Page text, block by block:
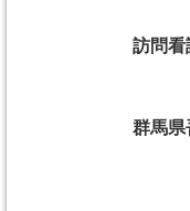
訪問看
群馬県